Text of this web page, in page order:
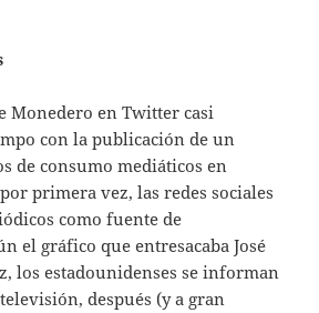
Monedero en Twitter casi
con la publicación de un
de consumo mediáticos en
primera vez, las redes sociales
como fuente de
el gráfico que entresacaba José
los estadounidenses se informan
después (y a gran